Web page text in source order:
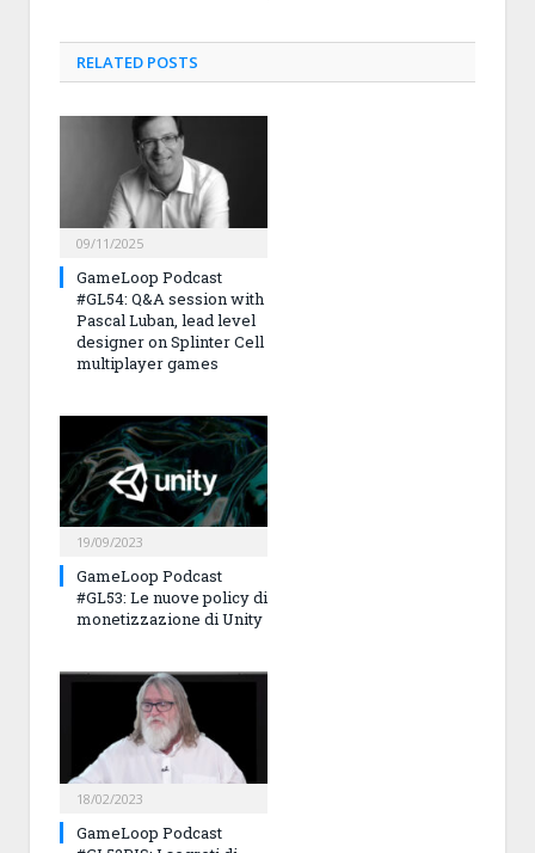
RELATED POSTS
09/11/2025
GameLoop Podcast
#GL54: Q&A session with
Pascal Luban, lead level
designer on Splinter Cell
multiplayer games
19/09/2023
GameLoop Podcast
#GL53: Le nuove policy di
monetizzazione di Unity
18/02/2023
GameLoop Podcast